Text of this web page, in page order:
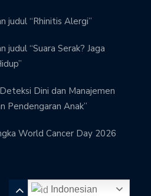
judul “Rhinitis Alergi”
judul “Suara Serak? Jaga
Dini dan Manajemen
Pendengaran Anak”
World Cancer Day 2026
Indonesian